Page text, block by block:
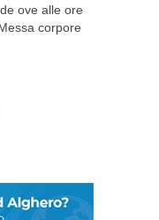
ove alle ore
corpore